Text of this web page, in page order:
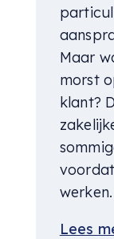
Maar
morst
klant?
voordat
werken.
Lees